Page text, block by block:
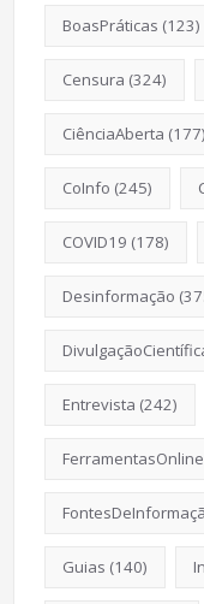
BoasPráticas (123)
Censura (324)
CiênciaAberta (177)
CoInfo (245)
COVID19 (178)
Desinformação
Entrevista (242)
FerramentasOnline
Guias (140)